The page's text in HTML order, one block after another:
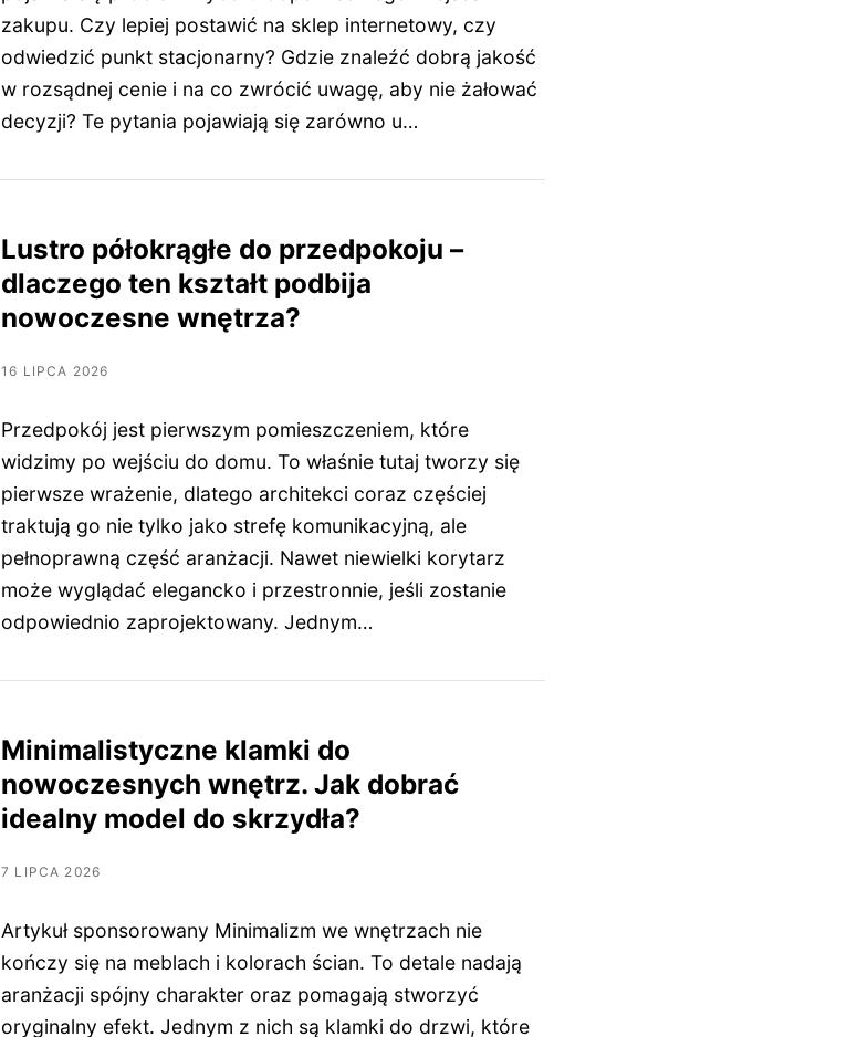
zakupu. Czy lepiej postawić na sklep internetowy, czy
odwiedzić punkt stacjonarny? Gdzie znaleźć dobrą jakość
w rozsądnej cenie i na co zwrócić uwagę, aby nie żałować
decyzji? Te pytania pojawiają się zarówno u…
Lustro półokrągłe do przedpokoju –
dlaczego ten kształt podbija
nowoczesne wnętrza?
16 LIPCA 2026
Przedpokój jest pierwszym pomieszczeniem, które
widzimy po wejściu do domu. To właśnie tutaj tworzy się
pierwsze wrażenie, dlatego architekci coraz częściej
traktują go nie tylko jako strefę komunikacyjną, ale
pełnoprawną część aranżacji. Nawet niewielki korytarz
może wyglądać elegancko i przestronnie, jeśli zostanie
odpowiednio zaprojektowany. Jednym…
Minimalistyczne klamki do
nowoczesnych wnętrz. Jak dobrać
idealny model do skrzydła?
7 LIPCA 2026
Artykuł sponsorowany Minimalizm we wnętrzach nie
kończy się na meblach i kolorach ścian. To detale nadają
aranżacji spójny charakter oraz pomagają stworzyć
oryginalny efekt. Jednym z nich są klamki do drzwi, które